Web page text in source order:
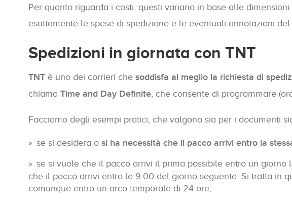
Per quanto riguarda i costi, questi variano in base alle
esattamente le spese di spedizione e le eventuali annotazioni del
Spedizioni in giornata con TNT
TNT è uno dei corrieri che soddisfa al meglio la richiesta di
chiama Time and Day Definite, che consente di programmare
Facciamo degli esempi pratici, che valgono sia per i documenti
se si desidera o si ha necessità che il pacco arrivi entro la
se si vuole che il pacco arrivi il prima possibile entro un giorno
che il pacco arrivi entro le 9:00 del giorno seguente. Si tratta in
comunque entro un arco temporale di 24 ore;